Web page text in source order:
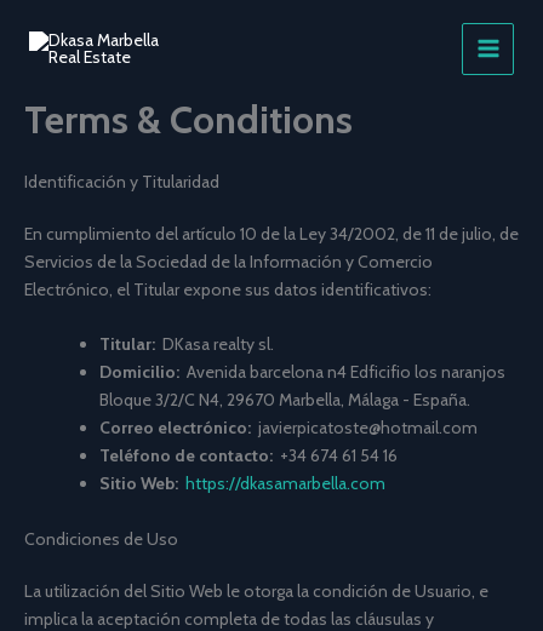
content
Terms & Conditions
Identificación y Titularidad
En cumplimiento del artículo 10 de la Ley 34/2002, de 11 de julio, de
Servicios de la Sociedad de la Información y Comercio
Electrónico, el Titular expone sus datos identificativos:
Titular: DKasa realty sl.
Domicilio: Avenida barcelona n4 Edficifio los naranjos
Bloque 3/2/C N4, 29670 Marbella, Málaga - España.
Correo electrónico: javierpicatoste@hotmail.com
Teléfono de contacto: +34 674 61 54 16
Sitio Web: https://dkasamarbella.com
Condiciones de Uso
La utilización del Sitio Web le otorga la condición de Usuario, e
implica la aceptación completa de todas las cláusulas y